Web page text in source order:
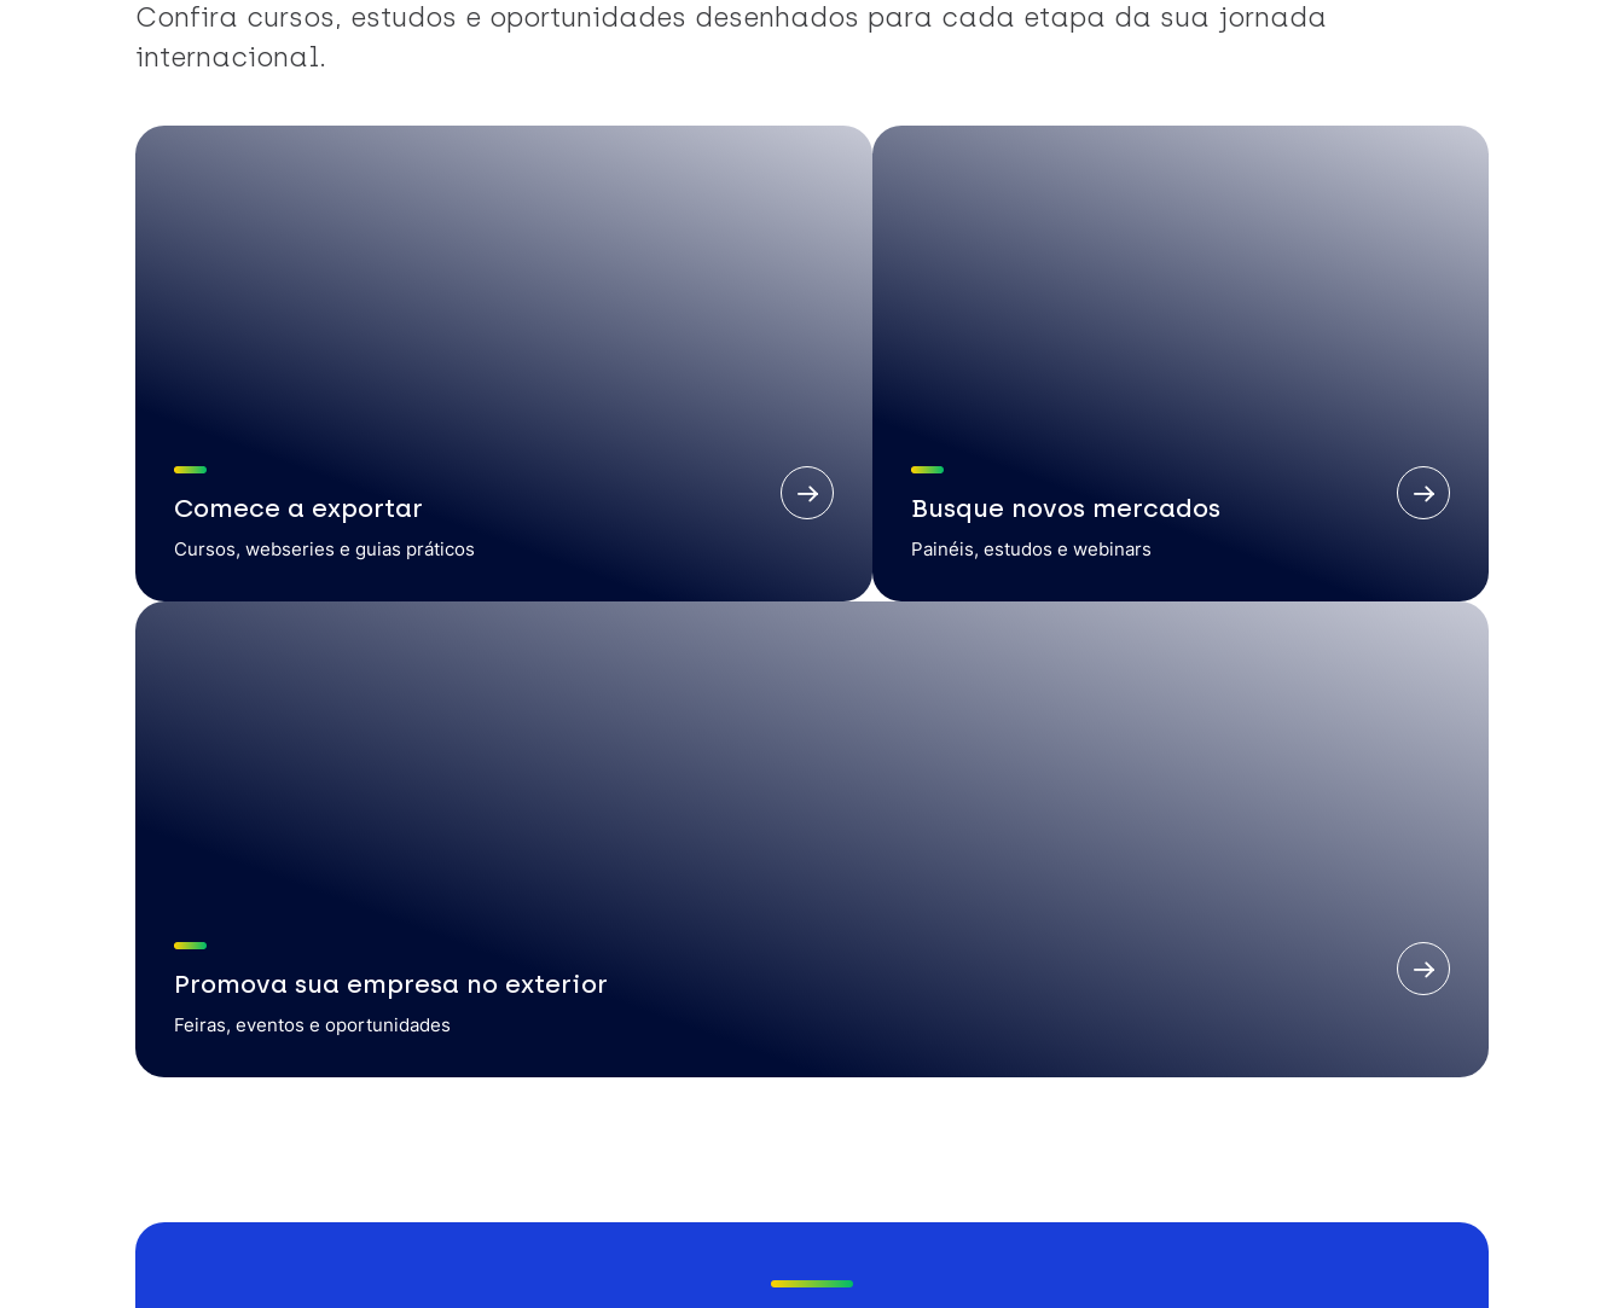
Confira cursos, estudos e oportunidades desenhados para cada etapa da sua jornada
internacional.
Comece a exportar
Cursos, webseries e guias práticos
Busque novos mercados
Painéis, estudos e webinars
Promova sua empresa no exterior
Feiras, eventos e oportunidades